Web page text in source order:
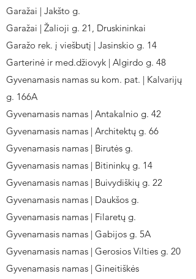
Garažai | Jakšto g.
Garažai | Žalioji g. 21, Druskininkai
Garažo rek. į viešbutį | Jasinskio g. 14
Garterinė ir med.džiovyk | Algirdo g. 48
Gyvenamasis namas su kom. pat. | Kalvarijų
g. 166A
Gyvenamasis namas | Antakalnio g. 42
Gyvenamasis namas | Architektų g. 66
Gyvenamasis namas | Birutės g.
Gyvenamasis namas | Bitininkų g. 14
Gyvenamasis namas | Buivydiškių g. 22
Gyvenamasis namas | Daukšos g.
Gyvenamasis namas | Filaretų g.
Gyvenamasis namas | Gabijos g. 5A
Gyvenamasis namas | Gerosios Vilties g. 20
Gyvenamasis namas | Gineitiškės